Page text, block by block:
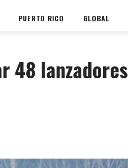
PUERTO RICO GLOBAL
48 lanzadores